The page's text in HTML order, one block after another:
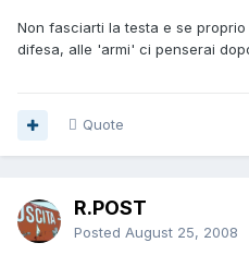
Non fasciarti la testa e se
difesa, alle 'armi' ci penserai
Quote
R.POST
Posted August 25, 2008